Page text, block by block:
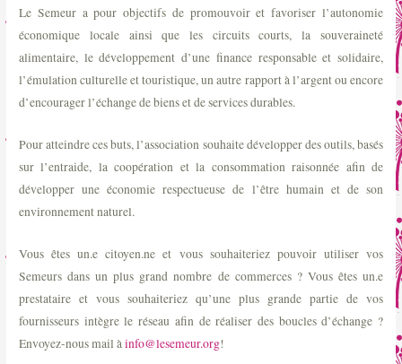
Le Semeur a pour objectifs de promouvoir et favoriser l’autonomie
économique locale ainsi que les circuits courts, la souveraineté
alimentaire, le développement d’une finance responsable et solidaire,
l’émulation culturelle et touristique, un autre rapport à l’argent ou encore
d’encourager l’échange de biens et de services durables.
Pour atteindre ces buts, l’association souhaite développer des outils, basés
sur l’entraide, la coopération et la consommation raisonnée afin de
développer une économie respectueuse de l’être humain et de son
environnement naturel.
Vous êtes un.e citoyen.ne et vous souhaiteriez pouvoir utiliser vos
Semeurs dans un plus grand nombre de commerces ? Vous êtes un.e
prestataire et vous souhaiteriez qu’une plus grande partie de vos
fournisseurs intègre le réseau afin de réaliser des boucles d’échange ?
Envoyez-nous mail àinfo@lesemeur.org!